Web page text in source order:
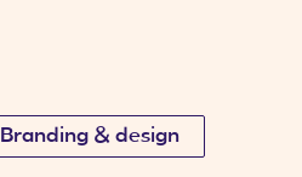
Branding & design